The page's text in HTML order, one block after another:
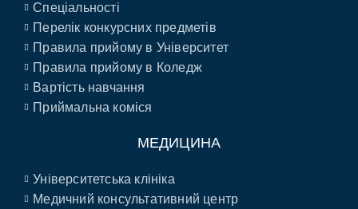
Спеціальності
Перелік конкурсних предметів
Правила прийому в Університет
Правила прийому в Коледж
Вартість навчання
Приймальна коміся
МЕДИЦИНА
Університетська клініка
Медичний консультативний центр